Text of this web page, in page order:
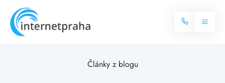
content
Toggle
Články z blogu